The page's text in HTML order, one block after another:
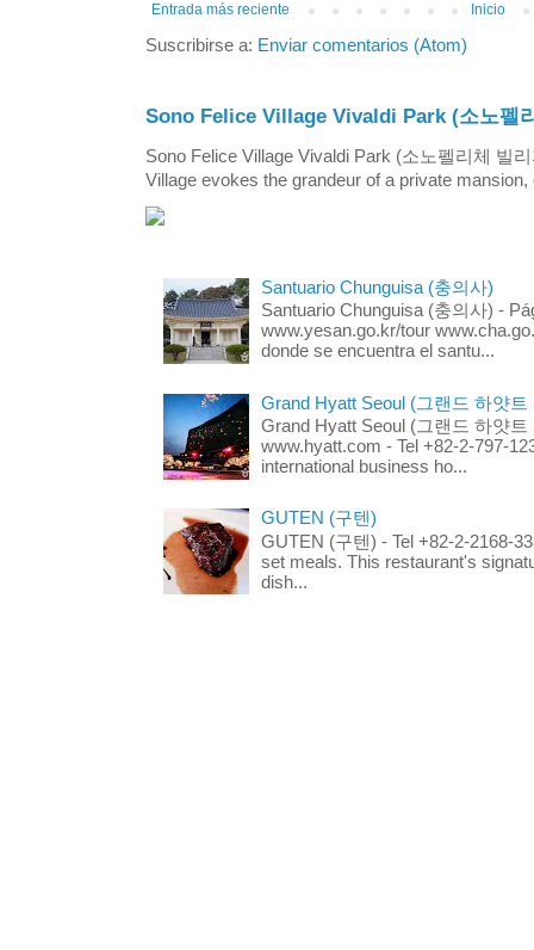
Entrada más reciente Inicio
Suscribirse a: Enviar comentarios (Atom)
Sono Felice Village Vivaldi Park (소노펠
Sono Felice Village Vivaldi Park (소노펠리체 빌
Village evokes the grandeur of a private
Santuario Chunguisa (충의사)
Santuario Chunguisa (충의사) -
www.yesan.go.kr/tour
donde se encuentra el santu...
Grand Hyatt Seoul (그랜드 하얏트
Grand Hyatt Seoul (그랜드 하얏트
www.hyatt.com - Tel +82-2-797-
international business ho...
GUTEN (구텐)
GUTEN (구텐) - Tel +82-2-2168-
set meals. This restaurant's
dish...